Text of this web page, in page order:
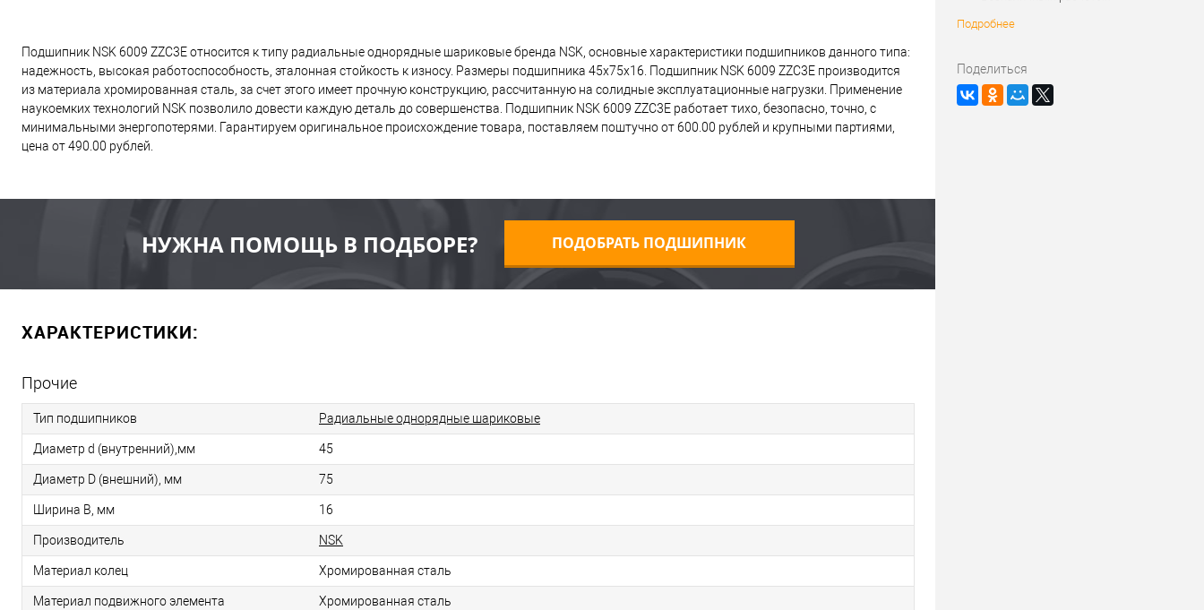
Подшипник NSK 6009 ZZC3E относится к типу радиальные однорядные шариковые бренда NSK, основные характеристики подшипников данного типа:
надежность, высокая работоспособность, эталонная стойкость к износу. Размеры подшипника 45x75x16. Подшипник NSK 6009 ZZC3E производится
из материала хромированная сталь, за счет этого имеет прочную конструкцию, рассчитанную на солидные эксплуатационные нагрузки. Применение
наукоемких технологий NSK позволило довести каждую деталь до совершенства. Подшипник NSK 6009 ZZC3E работает тихо, безопасно, точно, с
минимальными энергопотерями. Гарантируем оригинальное происхождение товара, поставляем поштучно от 600.00 рублей и крупными партиями,
цена от 490.00 рублей.
НУЖНА ПОМОЩЬ В ПОДБОРЕ? ПОДОБРАТЬ ПОДШИПНИК
ХАРАКТЕРИСТИКИ:
Прочие
Тип подшипников Радиальные однорядные шариковые
Диаметр d (внутренний),мм 45
Диаметр D (внешний), мм 75
Ширина B, мм 16
Производитель NSK
Материал колец Хромированная сталь
Материал подвижного элемента Хромированная сталь
Подробнее
Поделиться